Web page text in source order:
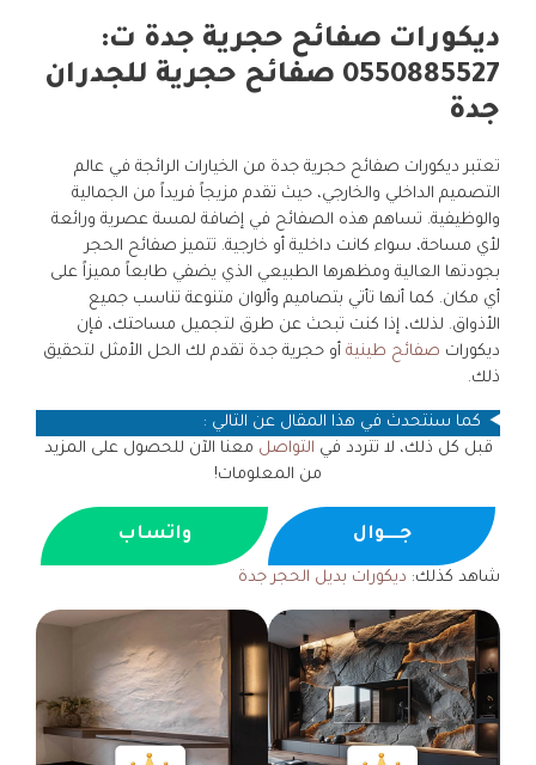
ديكورات صفائح حجرية جدة ت:
0550885527 صفائح حجرية للجدران
جدة
تعتبر ديكورات صفائح حجرية جدة من الخيارات الرائجة في عالم
التصميم الداخلي والخارجي، حيث تقدم مزيجاً فريداً من الجمالية
والوظيفية. تساهم هذه الصفائح في إضافة لمسة عصرية ورائعة
لأي مساحة، سواء كانت داخلية أو خارجية. تتميز صفائح الحجر
بجودتها العالية ومظهرها الطبيعي الذي يضفي طابعاً مميزاً على
أي مكان. كما أنها تأتي بتصاميم وألوان متنوعة تناسب جميع
الأذواق. لذلك، إذا كنت تبحث عن طرق لتجميل مساحتك، فإن
ديكورات صفائح طينية أو حجرية جدة تقدم لك الحل الأمثل لتحقيق
ذلك.
كما سنتحدث في هذا المقال عن التالي :
قبل كل ذلك، لا تتردد في التواصل معنا الآن للحصول على المزيد
من المعلومات!
جــــوال واتساب
شاهد كذلك: ديكورات بديل الحجر جدة